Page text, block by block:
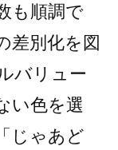
も順調で
差別化を図
バリュー
い色を選
じゃあど